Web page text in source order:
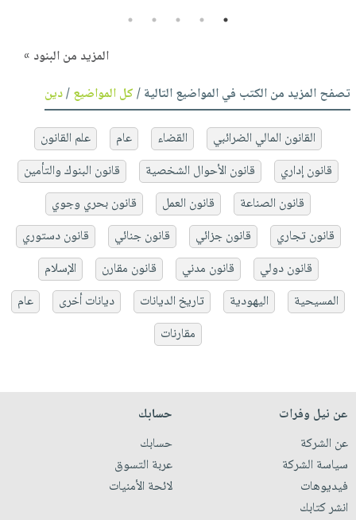
1
2
3
4
5
المزيد من البنود »
تصفح المزيد من الكتب في المواضيع التالية /كل المواضيع/دين
القانون المالي الضرائبي القضاء عام
علم القانون
قانون إداري
قانون الأحوال الشخصية
قانون البنوك والتأمين
قانون الصناعة
قانون العمل
قانون بحري وجوي
قانون تجاري
قانون جزائي قانون جنائي
قانون دستوري
قانون دولي
قانون مدني قانون مقارن
الإسلام
المسيحية
اليهودية تاريخ الديانات ديانات أخرى
عام
مقارنات
عن نيل وفرات
عن الشركة
سياسة الشركة
فيديوهات
انشر كتابك
حسابك
حسابك
عربة التسوق
لائحة الأمنيات